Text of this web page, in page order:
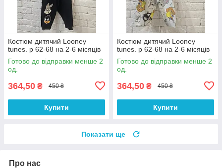
Костюм дитячий Looney
tunes. р 62-68 на 2-6 місяців
Готово до відправки менше 2
од.
364,50 ₴ 450 ₴
Купити
Костюм дитячий Looney
tunes. р 62-68 на 2-6 місяців
Готово до відправки менше 2
од.
364,50 ₴ 450 ₴
Купити
Показати ще
Про нас